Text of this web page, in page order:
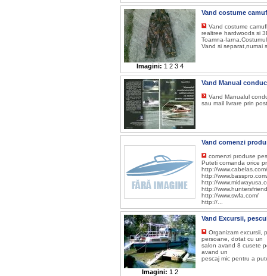
Imagini: 1 2 3 4
Vand costume
Vand costume
realtree hardwoods si
Toamna-
Vand si separat,numai
Vand Manual
Vand Manualul
sau mail livrare prin
Vand comenzi
comenzi produse
Puteti comanda orice
http://www.cabelas.com/
http://
http://
http://
http://www.swfa.com/
http://...
Imagini: 1 2
Vand Excursii,
Organizam excursii,
persoane, dotat cu un
salon avand 8 cusete
avand un
pescaj mic pentru a